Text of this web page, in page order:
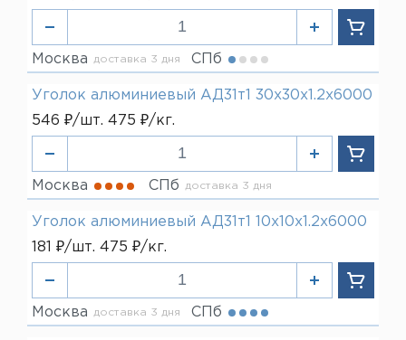
Москва доставка 3 дня СПб
Уголок алюминиевый АД31т1 30х30х1.2х6000
546 ₽/шт. 475 ₽/кг.
Москва СПб доставка 3 дня
Уголок алюминиевый АД31т1 10х10х1.2х6000
181 ₽/шт. 475 ₽/кг.
Москва доставка 3 дня СПб